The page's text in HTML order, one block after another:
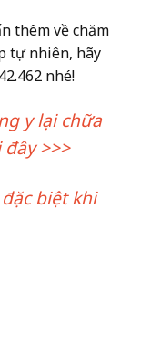
thêm về chăm
tự nhiên, hãy
nhé!
y lại chữa
>>>
biệt khi